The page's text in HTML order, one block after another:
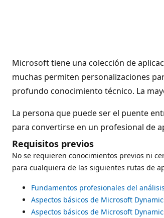
Microsoft tiene una colección de
muchas permiten personalizaciones
profundo conocimiento técnico. La
La persona que puede ser el puente
para convertirse en un profesional de
Requisitos previos
No se requieren conocimientos previos ni
para cualquiera de las siguientes rutas de
Fundamentos profesionales del
Aspectos básicos de Microsoft
Aspectos básicos de Microsoft